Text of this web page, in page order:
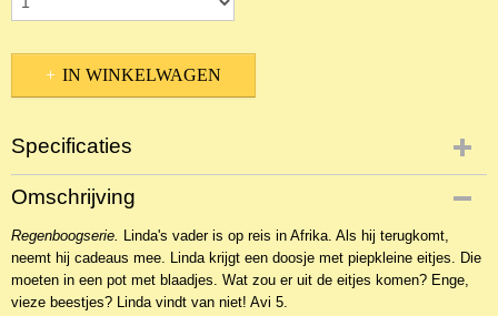
IN WINKELWAGEN
Specificaties
Productcode
NBKJ-2704
EAN code
9789089010131
Omschrijving
Regenboogserie. Linda's vader is op reis in Afrika. Als hij terugkomt,
neemt hij cadeaus mee. Linda krijgt een doosje met piepkleine eitjes. Die
moeten in een pot met blaadjes. Wat zou er uit de eitjes komen? Enge,
vieze beestjes? Linda vindt van niet! Avi 5.